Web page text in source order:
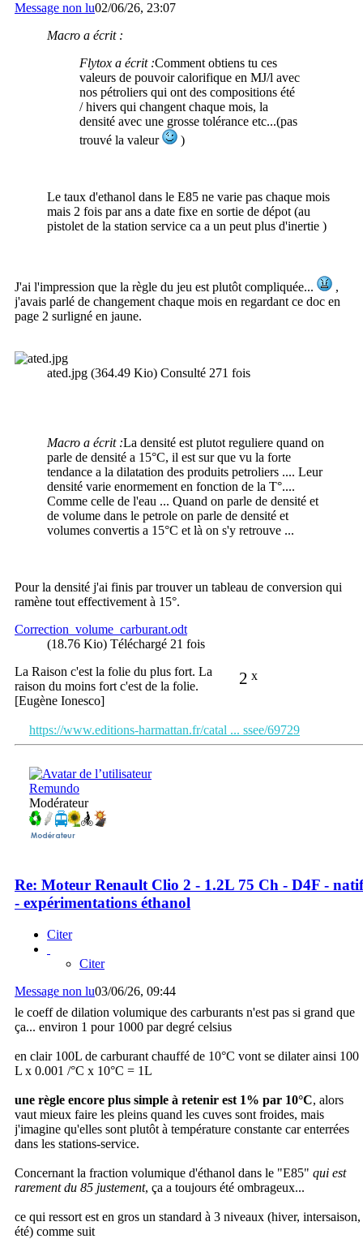
Message non lu02/06/26, 23:07
Macro a écrit :
Flytox a écrit :Comment obtiens tu ces
valeurs de pouvoir calorifique en MJ/l avec
nos pétroliers qui ont des compositions été
/ hivers qui changent chaque mois, la
densité avec une grosse tolérance etc...(pas
trouvé la valeur
)
Le taux d'ethanol dans le E85 ne varie pas chaque mois
mais 2 fois par ans a date fixe en sortie de dépot (au
pistolet de la station service ca a un peut plus d'inertie )
J'ai l'impression que la règle du jeu est plutôt compliquée...
,
j'avais parlé de changement chaque mois en regardant ce doc en
page 2 surligné en jaune.
ated.jpg (364.49 Kio) Consulté 271 fois
Macro a écrit :La densité est plutot reguliere quand on
parle de densité a 15°C, il est sur que vu la forte
tendance a la dilatation des produits petroliers .... Leur
densité varie enormement en fonction de la T°....
Comme celle de l'eau ... Quand on parle de densité et
de volume dans le petrole on parle de densité et
volumes convertis a 15°C et là on s'y retrouve ...
Pour la densité j'ai finis par trouver un tableau de conversion qui
ramène tout effectivement à 15°.
Correction_volume_carburant.odt
(18.76 Kio) Téléchargé 21 fois
2 x
La Raison c'est la folie du plus fort. La
raison du moins fort c'est de la folie.
[Eugène Ionesco]
https://www.editions-harmattan.fr/catal ... ssee/69729
Remundo
Modérateur
Re: Moteur Renault Clio 2 - 1.2L 75 Ch - D4F - natif
- expérimentations éthanol
Citer
Citer
Message non lu03/06/26, 09:44
le coeff de dilation volumique des carburants n'est pas si grand que
ça... environ 1 pour 1000 par degré celsius
en clair 100L de carburant chauffé de 10°C vont se dilater ainsi 100
L x 0.001 /°C x 10°C = 1L
une règle encore plus simple à retenir est 1% par 10°C, alors
vaut mieux faire les pleins quand les cuves sont froides, mais
j'imagine qu'elles sont plutôt à température constante car enterrées
dans les stations-service.
Concernant la fraction volumique d'éthanol dans le "E85" qui est
rarement du 85 justement, ça a toujours été ombrageux...
ce qui ressort est en gros un standard à 3 niveaux (hiver, intersaison,
été) comme suit